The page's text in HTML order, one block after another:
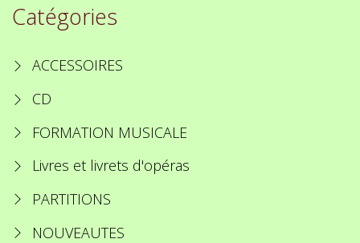
Catégories
ACCESSOIRES
CD
FORMATION MUSICALE
Livres et livrets d'opéras
PARTITIONS
NOUVEAUTES